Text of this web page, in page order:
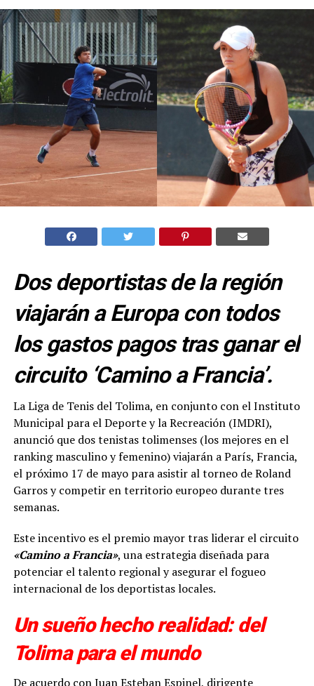
Dos deportistas de la región
viajarán a Europa con todos
los gastos pagos tras ganar el
circuito ‘Camino a Francia’.
La Liga de Tenis del Tolima, en conjunto con el Instituto
Municipal para el Deporte y la Recreación (IMDRI),
anunció que dos tenistas tolimenses (los mejores en el
ranking masculino y femenino) viajarán a París, Francia,
el próximo 17 de mayo para asistir al torneo de Roland
Garros y competir en territorio europeo durante tres
semanas.
Este incentivo es el premio mayor tras liderar el circuito
«Camino a Francia», una estrategia diseñada para
potenciar el talento regional y asegurar el fogueo
internacional de los deportistas locales.
Un sueño hecho realidad: del
Tolima para el mundo
De acuerdo con Juan Esteban Espinel, dirigente